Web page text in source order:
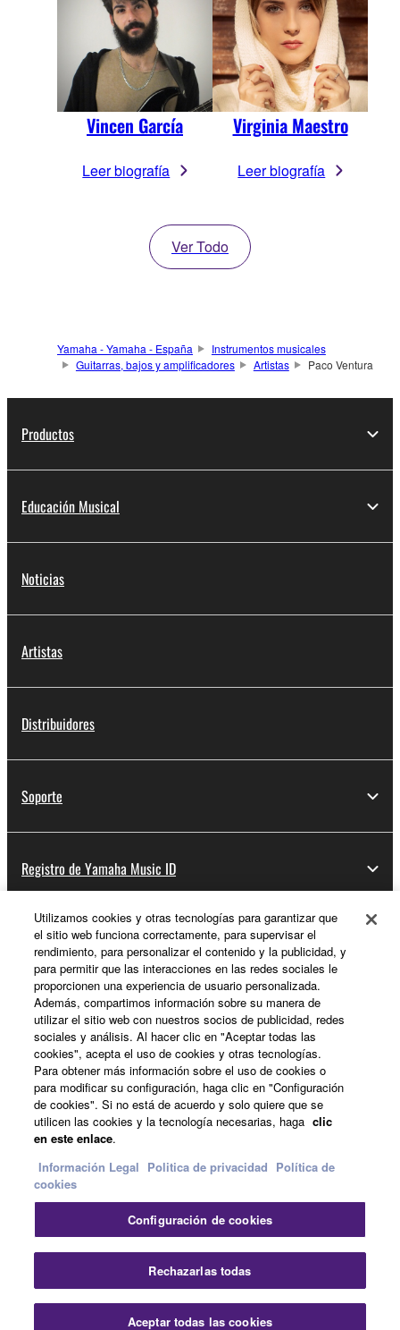
Vincen García
Leer biografía
Virginia Maestro
Leer biografía
Ver Todo
Yamaha - Yamaha - España
Instrumentos musicales
Guitarras, bajos y amplificadores
Artistas Paco Ventura
Productos
Educación Musical
Noticias
Artistas
Distribuidores
Soporte
Registro de Yamaha Music ID
Acerca de Yamaha
España - Spanish
Empresa
Contacte con nosotrosTerminos de uso
Politica de privacidadPolítica de cookies
Información Legal
© Yamaha Corporation.
Utilizamos cookies y otras tecnologías para garantizar que
el sitio web funciona correctamente, para supervisar el
rendimiento, para personalizar el contenido y la publicidad, y
para permitir que las interacciones en las redes sociales le
proporcionen una experiencia de usuario personalizada.
Además, compartimos información sobre su manera de
utilizar el sitio web con nuestros socios de publicidad, redes
sociales y análisis. Al hacer clic en "Aceptar todas las
cookies", acepta el uso de cookies y otras tecnologías.
Para obtener más información sobre el uso de cookies o
para modificar su configuración, haga clic en "Configuración
de cookies". Si no está de acuerdo y solo quiere que se
utilicen las cookies y la tecnología necesarias, haga clic
en este enlace.
Información Legal Politica de privacidad Política de
cookies
Configuración de cookies
Rechazarlas todas
Aceptar todas las cookies